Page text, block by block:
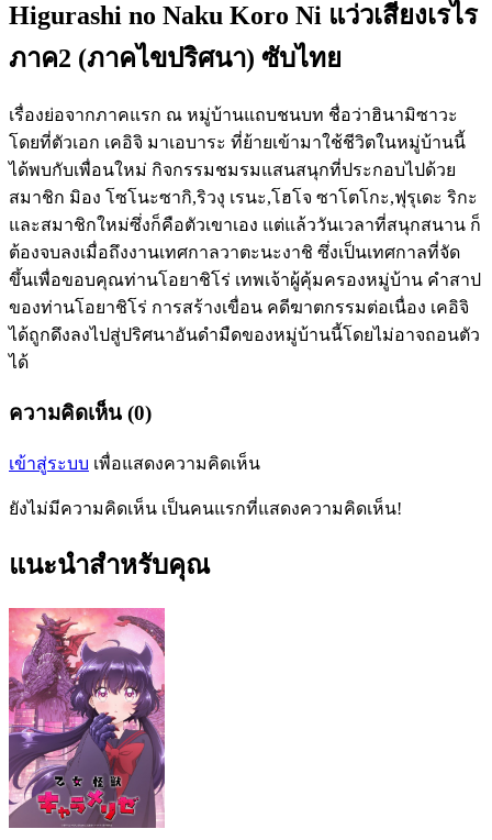
Higurashi no Naku Koro Ni แว่วเสียงเรไร
ภาค2 (ภาคไขปริศนา) ซับไทย
เรื่องย่อจากภาคแรก ณ หมู่บ้านแถบชนบท ชื่อว่าฮินามิซาวะ
โดยที่ตัวเอก เคอิจิ มาเอบาระ ที่ย้ายเข้ามาใช้ชีวิตในหมู่บ้านนี้
ได้พบกับเพื่อนใหม่ กิจกรรมชมรมแสนสนุกที่ประกอบไปด้วย
สมาชิก มิอง โซโนะซากิ,ริวงุ เรนะ,โฮโจ ซาโตโกะ,ฟุรุเดะ ริกะ
และสมาชิกใหม่ซึ่งก็คือตัวเขาเอง แต่แล้ววันเวลาที่สนุกสนาน ก็
ต้องจบลงเมื่อถึงงานเทศกาลวาตะนะงาชิ ซึ่งเป็นเทศกาลที่จัด
ขึ้นเพื่อขอบคุณท่านโอยาชิโร่ เทพเจ้าผู้คุ้มครองหมู่บ้าน คำสาป
ของท่านโอยาชิโร่ การสร้างเขื่อน คดีฆาตกรรมต่อเนื่อง เคอิจิ
ได้ถูกดึงลงไปสู่ปริศนาอันดำมืดของหมู่บ้านนี้โดยไม่อาจถอนตัว
ได้
ความคิดเห็น (0)
เข้าสู่ระบบ เพื่อแสดงความคิดเห็น
ยังไม่มีความคิดเห็น เป็นคนแรกที่แสดงความคิดเห็น!
แนะนำสำหรับคุณ